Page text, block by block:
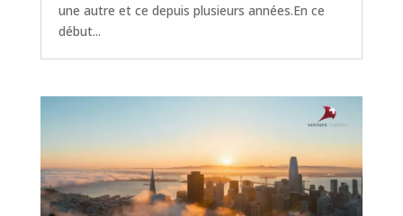
une autre et ce depuis plusieurs années.En ce
début...